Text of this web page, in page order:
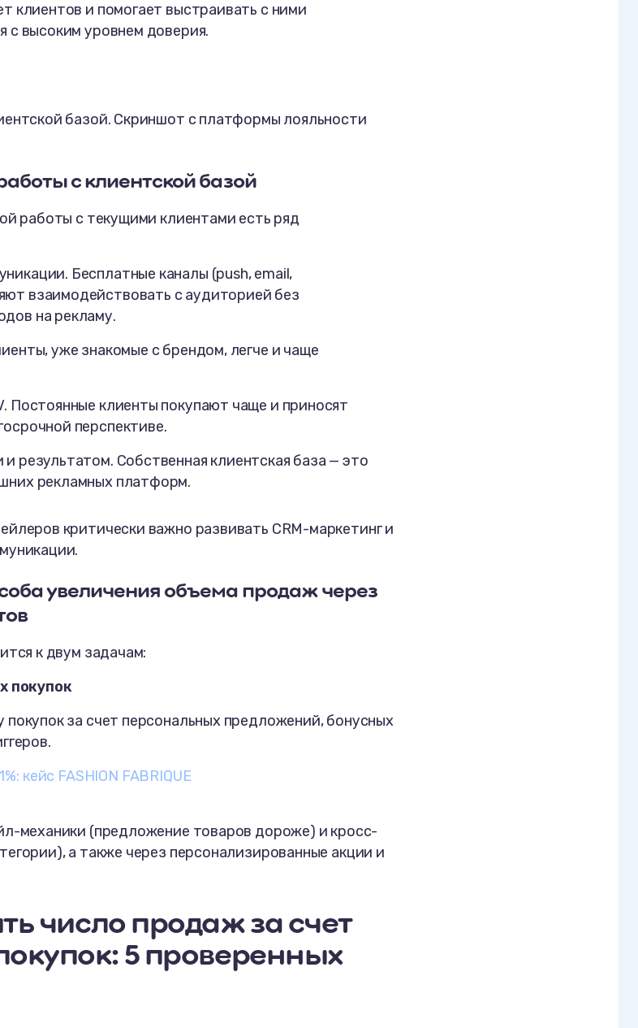
клиентов и помогает выстраивать с ними
с высоким уровнем доверия.
базой. Скриншот с платформы лояльности
с клиентской базой
работы с текущими клиентами есть ряд
Бесплатные каналы (push, email,
взаимодействовать с аудиторией без
на рекламу.
уже знакомые с брендом, легче и чаще
Постоянные клиенты покупают чаще и приносят
перспективе.
результатом. Собственная клиентская база — это
рекламных платформ.
критически важно развивать CRM-маркетинг и
увеличения объема продаж через
к двум задачам:
покупок
за счет персональных предложений, бонусных
кейс FASHION FABRIQUE
механики (предложение товаров дороже) и кросс-
а также через персонализированные акции и
число продаж за счет
5 проверенных